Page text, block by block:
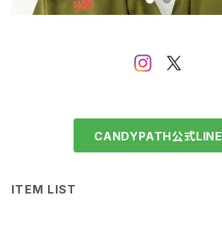
CANDYPATH公式LINE
ITEM LIST